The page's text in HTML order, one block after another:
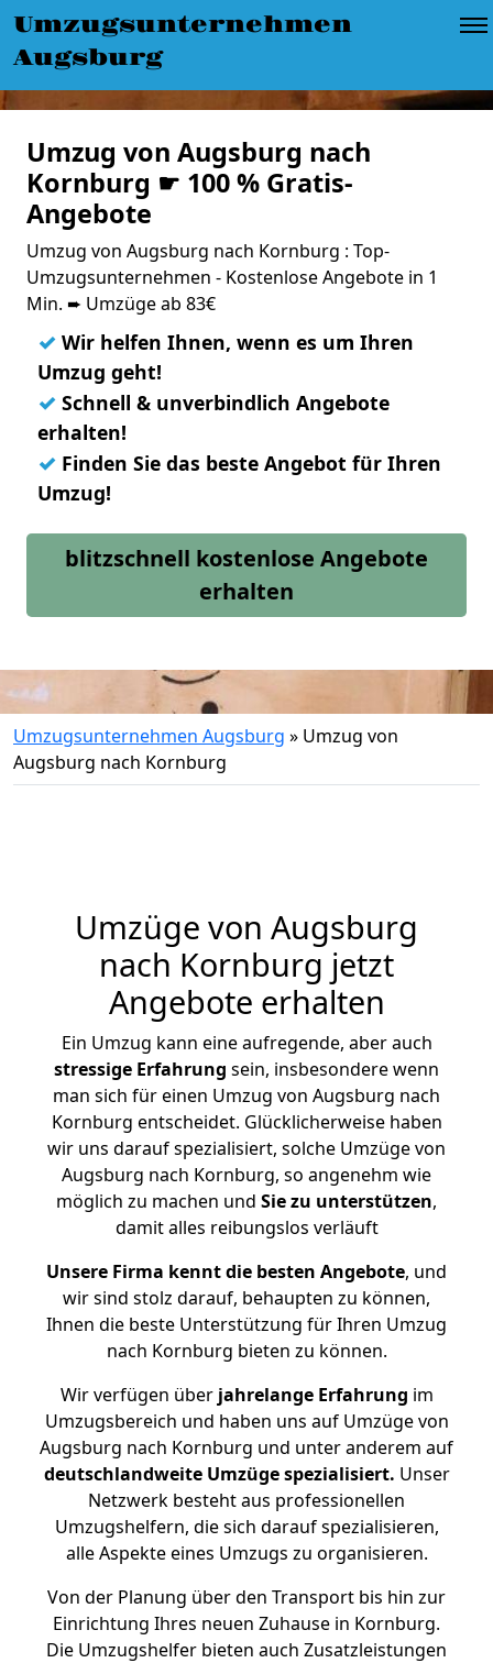
Umzugsunternehmen
Augsburg
Umzug von Augsburg nach
Kornburg ☛ 100 % Gratis-
Angebote
Umzug von Augsburg nach Kornburg : Top-
Umzugsunternehmen - Kostenlose Angebote in 1
Min. ➨ Umzüge ab 83€
✓ Wir helfen Ihnen, wenn es um Ihren
Umzug geht!
✓ Schnell & unverbindlich Angebote
erhalten!
✓ Finden Sie das beste Angebot für Ihren
Umzug!
blitzschnell kostenlose Angebote
erhalten
Umzugsunternehmen Augsburg » Umzug von
Augsburg nach Kornburg
Umzüge von Augsburg
nach Kornburg jetzt
Angebote erhalten
Ein Umzug kann eine aufregende, aber auch
stressige Erfahrung sein, insbesondere wenn
man sich für einen Umzug von Augsburg nach
Kornburg entscheidet. Glücklicherweise haben
wir uns darauf spezialisiert, solche Umzüge von
Augsburg nach Kornburg, so angenehm wie
möglich zu machen und Sie zu unterstützen,
damit alles reibungslos verläuft
Unsere Firma kennt die besten Angebote, und
wir sind stolz darauf, behaupten zu können,
Ihnen die beste Unterstützung für Ihren Umzug
nach Kornburg bieten zu können.
Wir verfügen überjahrelange Erfahrung im
Umzugsbereich und haben uns auf Umzüge von
Augsburg nach Kornburg und unter anderem auf
deutschlandweite Umzüge spezialisiert. Unser
Netzwerk besteht aus professionellen
Umzugshelfern, die sich darauf spezialisieren,
alle Aspekte eines Umzugs zu organisieren.
Von der Planung über den Transport bis hin zur
Einrichtung Ihres neuen Zuhause in Kornburg.
Die Umzugshelfer bieten auch Zusatzleistungen